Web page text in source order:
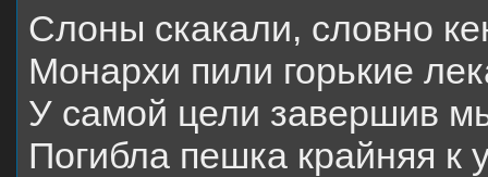
Слоны скакали, словно
Монархи пили горькие
У самой цели завершив
Погибла пешка крайняя к